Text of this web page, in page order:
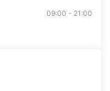
09:00 - 21:00